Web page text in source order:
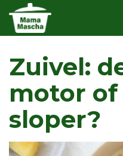
Overslaan en
Zuivel:
motor
sloper?